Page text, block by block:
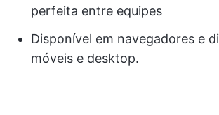
perfeita entre equipes
Disponível em navegadores e
móveis e desktop.